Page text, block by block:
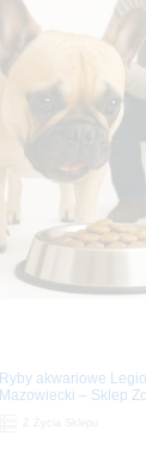
Ryby akwariowe
Mazowiecki – Sklep